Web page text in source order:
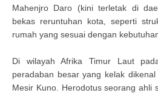
Mahenjro Daro (kini terletak di
bekas reruntuhan kota, seperti
rumah yang sesuai dengan
Di wilayah Afrika Timur Laut
peradaban besar yang kelak
Mesir Kuno. Herodotus seorang ahli